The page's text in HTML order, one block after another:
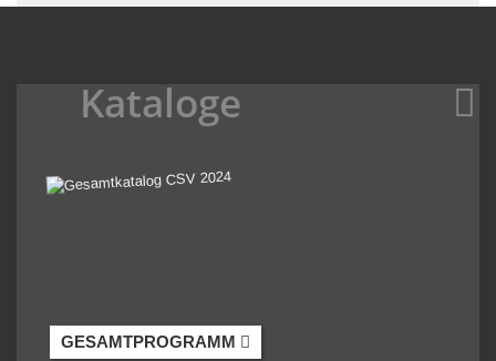
Kataloge
GESAMTPROGRAMM